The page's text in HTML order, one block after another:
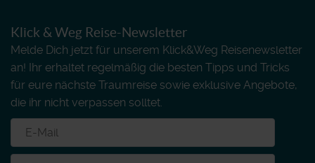
Klick & Weg Reise-Newsletter
Melde Dich jetzt für unserem Klick&Weg Reisenewsletter
an! Ihr erhaltet regelmäßig die besten Tipps und Tricks
für eure nächste Traumreise sowie exklusive Angebote,
die ihr nicht verpassen solltet.